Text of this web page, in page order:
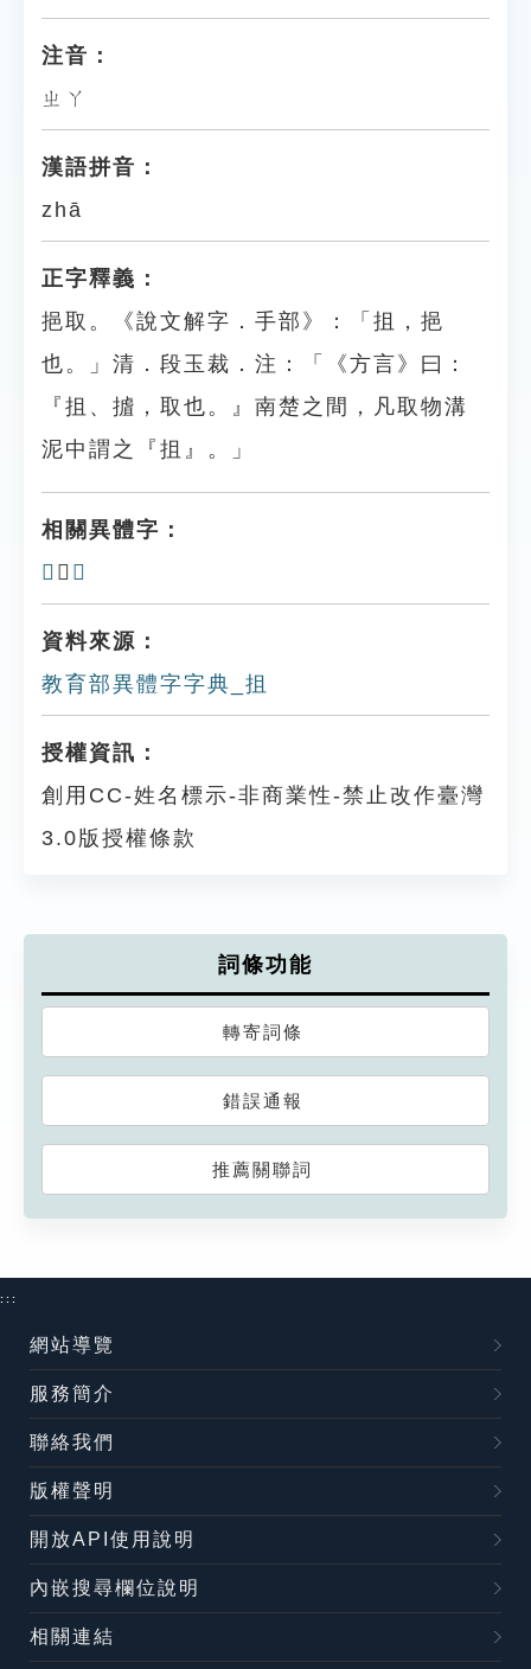
注音：
ㄓㄚ
漢語拼音：
zhā
正字釋義：
挹取。《說文解字．手部》：「抯，挹
也。」清．段玉裁．注：「《方言》曰：
『抯、摣，取也。』南楚之間，凡取物溝
泥中謂之『抯』。」
相關異體字：
𣕈 、 𢄄
資料來源：
教育部異體字字典_抯
授權資訊：
創用CC-姓名標示-非商業性-禁止改作臺灣
3.0版授權條款
詞條功能
轉寄詞條
錯誤通報
推薦關聯詞
:::
網站導覽
服務簡介
聯絡我們
版權聲明
開放API使用說明
內嵌搜尋欄位說明
相關連結